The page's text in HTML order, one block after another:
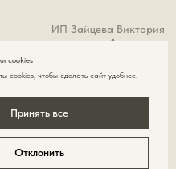
cookies
cookies , чтобы сделать сайт удобнее.
Принять все
Отклонить